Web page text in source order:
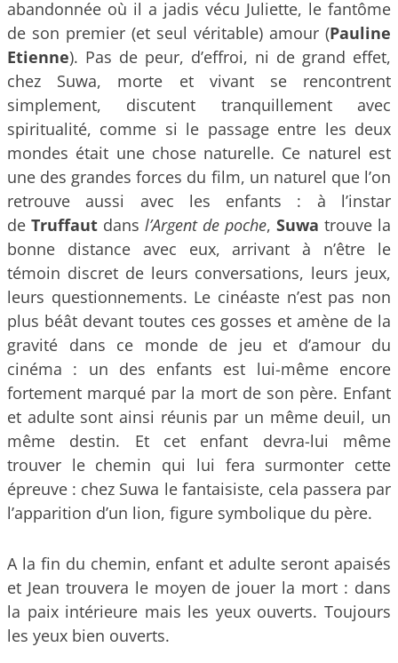
abandonnée où il a jadis vécu Juliette, le fantôme
de son premier (et seul véritable) amour (Pauline
Etienne). Pas de peur, d’effroi, ni de grand effet,
chez Suwa, morte et vivant se rencontrent
simplement, discutent tranquillement avec
spiritualité, comme si le passage entre les deux
mondes était une chose naturelle. Ce naturel est
une des grandes forces du film, un naturel que l’on
retrouve aussi avec les enfants : à l’instar
de Truffaut dans l’Argent de poche, Suwa trouve la
bonne distance avec eux, arrivant à n’être le
témoin discret de leurs conversations, leurs jeux,
leurs questionnements. Le cinéaste n’est pas non
plus béât devant toutes ces gosses et amène de la
gravité dans ce monde de jeu et d’amour du
cinéma : un des enfants est lui-même encore
fortement marqué par la mort de son père. Enfant
et adulte sont ainsi réunis par un même deuil, un
même destin. Et cet enfant devra-lui même
trouver le chemin qui lui fera surmonter cette
épreuve : chez Suwa le fantaisiste, cela passera par
l’apparition d’un lion, figure symbolique du père.
A la fin du chemin, enfant et adulte seront apaisés
et Jean trouvera le moyen de jouer la mort : dans
la paix intérieure mais les yeux ouverts. Toujours
les yeux bien ouverts.